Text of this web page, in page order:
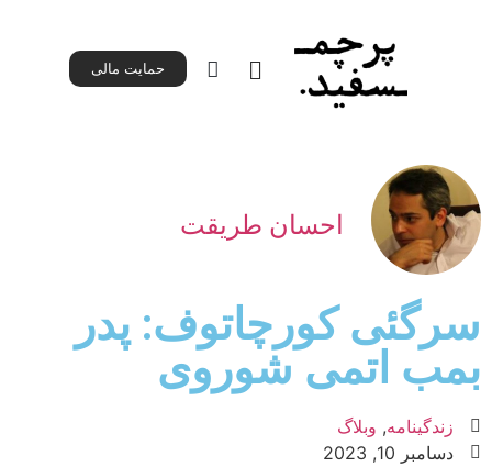
حمایت مالی
احسان طریقت
سرگئی کورچاتوف: پدر
بمب اتمی شوروی
زندگینامه, وبلاگ
دسامبر 10, 2023